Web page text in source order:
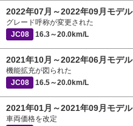
2022年07月～2022年09月モデル
グレード呼称が変更された
JC08
16.3～20.0km/L
2021年10月～2022年06月モデル
機能拡充が図られた
JC08
16.5～20.0km/L
2021年01月～2021年09月モデル
車両価格を改定